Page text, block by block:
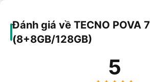
Đánh giá về TECNO POVA 7
(8+8GB/128GB)
5